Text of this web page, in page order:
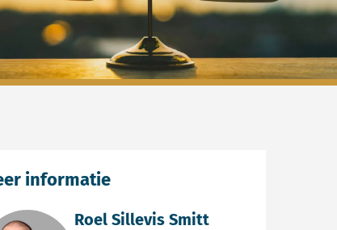
Roel Sillevis Smitt
informatie